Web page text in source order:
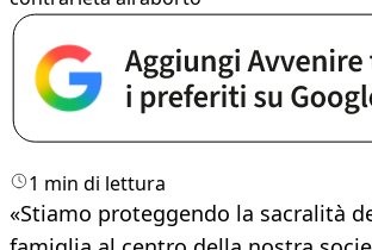
1 min di lettura
«Stiamo proteggendo la sacralità